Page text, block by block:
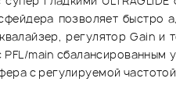
позволяет
регулятор Gain и
main
с регулируемой